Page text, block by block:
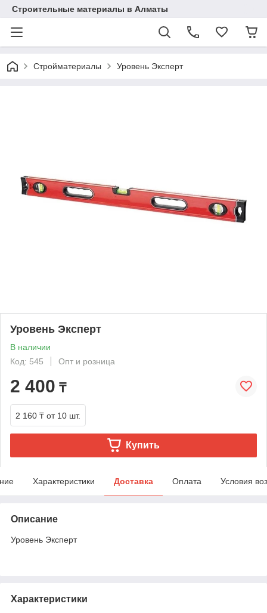
Строительные материалы в Алматы
Стройматериалы Уровень Эксперт
Уровень Эксперт
В наличии
Код: 545
Опт и розница
2 400 ₸
2 160 ₸ от 10 шт.
Купить
Характеристики Доставка Оплата Условия
Описание
Уровень Эксперт
Характеристики